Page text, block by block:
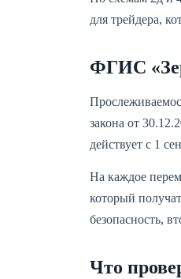
для трейдера,
ФГИС
закона от
действует с 1
На каждое
который
безопасность,
Что